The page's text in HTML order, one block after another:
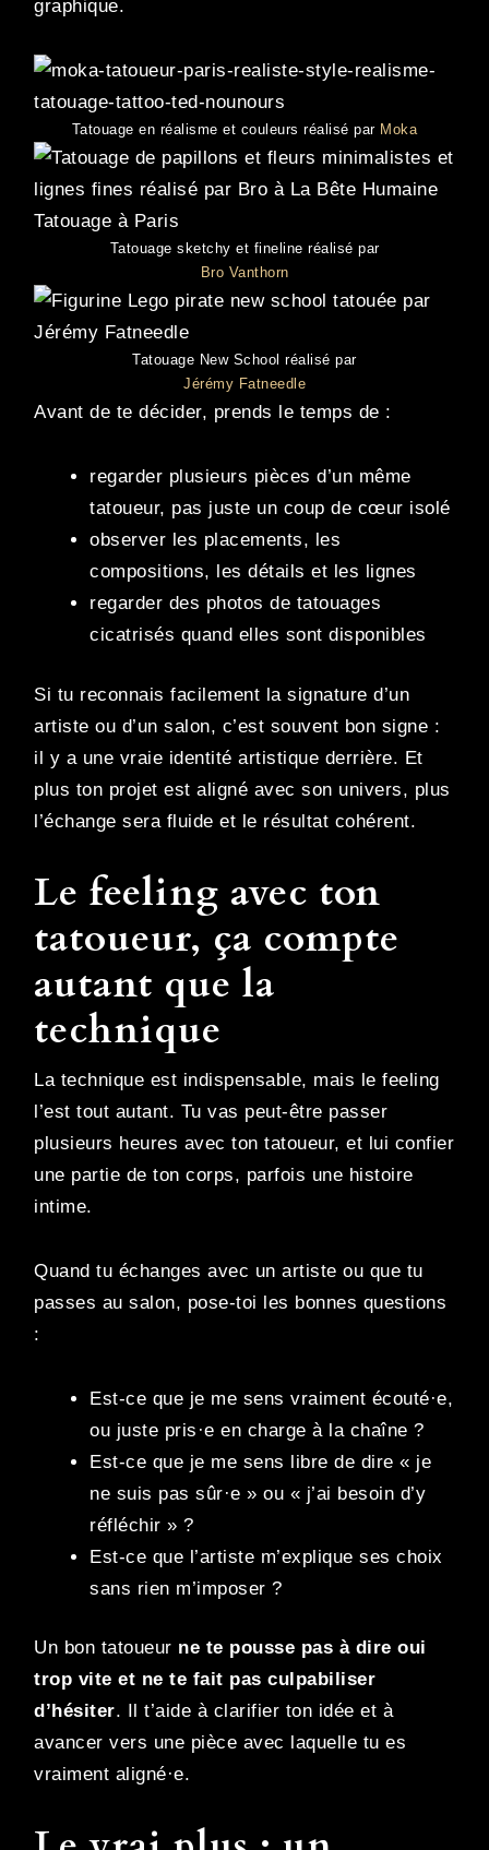
graphique.
Tatouage en réalisme et couleurs réalisé par Moka
Tatouage sketchy et fineline réalisé par
Bro Vanthorn
Tatouage New School réalisé par
Jérémy Fatneedle
Avant de te décider, prends le temps de :
regarder plusieurs pièces d’un même
tatoueur, pas juste un coup de cœur isolé
observer les placements, les
compositions, les détails et les lignes
regarder des photos de tatouages
cicatrisés quand elles sont disponibles
Si tu reconnais facilement la signature d’un
artiste ou d’un salon, c’est souvent bon signe :
il y a une vraie identité artistique derrière. Et
plus ton projet est aligné avec son univers, plus
l’échange sera fluide et le résultat cohérent.
Le feeling avec ton
tatoueur, ça compte
autant que la
technique
La technique est indispensable, mais le feeling
l’est tout autant. Tu vas peut-être passer
plusieurs heures avec ton tatoueur, et lui confier
une partie de ton corps, parfois une histoire
intime.
Quand tu échanges avec un artiste ou que tu
passes au salon, pose-toi les bonnes questions
:
Est-ce que je me sens vraiment écouté·e,
ou juste pris·e en charge à la chaîne ?
Est-ce que je me sens libre de dire « je
ne suis pas sûr·e » ou « j’ai besoin d’y
réfléchir » ?
Est-ce que l’artiste m’explique ses choix
sans rien m’imposer ?
Un bon tatoueur ne te pousse pas à dire oui
trop vite et ne te fait pas culpabiliser
d’hésiter. Il t’aide à clarifier ton idée et à
avancer vers une pièce avec laquelle tu es
vraiment aligné·e.